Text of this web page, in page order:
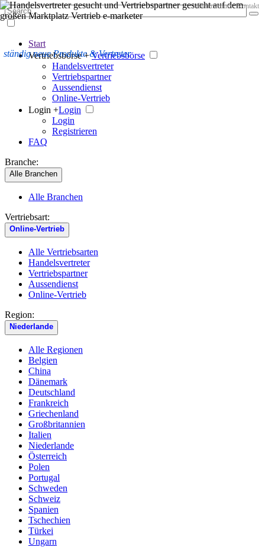
ständig neue Produkte & Vertreter
Datenschutz Kontakt
Start
Vertriebsbörse + Vertriebsbörse
Handelsvertreter
Vertriebspartner
Aussendienst
Online-Vertrieb
Login +Login
Login
Registrieren
FAQ
Branche:
Alle Branchen
Alle Branchen
Vertriebsart:
Online-Vertrieb
Alle Vertriebsarten
Handelsvertreter
Vertriebspartner
Aussendienst
Online-Vertrieb
Region:
Niederlande
Alle Regionen
Belgien
China
Dänemark
Deutschland
Frankreich
Griechenland
Großbritannien
Italien
Niederlande
Österreich
Polen
Portugal
Schweden
Schweiz
Spanien
Tschechien
Türkei
Ungarn